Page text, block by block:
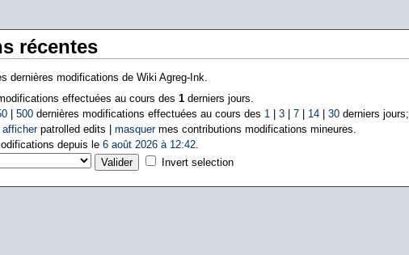
récentes
dernières modifications de Wiki Agreg-Ink.
effectuées au cours des 1derniers jours.
| 500dernières modifications effectuées au cours des 1 3| 7| 14| 30derniers jours;
afficherpatrolled edits | masquermes contributions modifications mineures.
depuis le 6 août 2026 à 12:42.
Invert selection